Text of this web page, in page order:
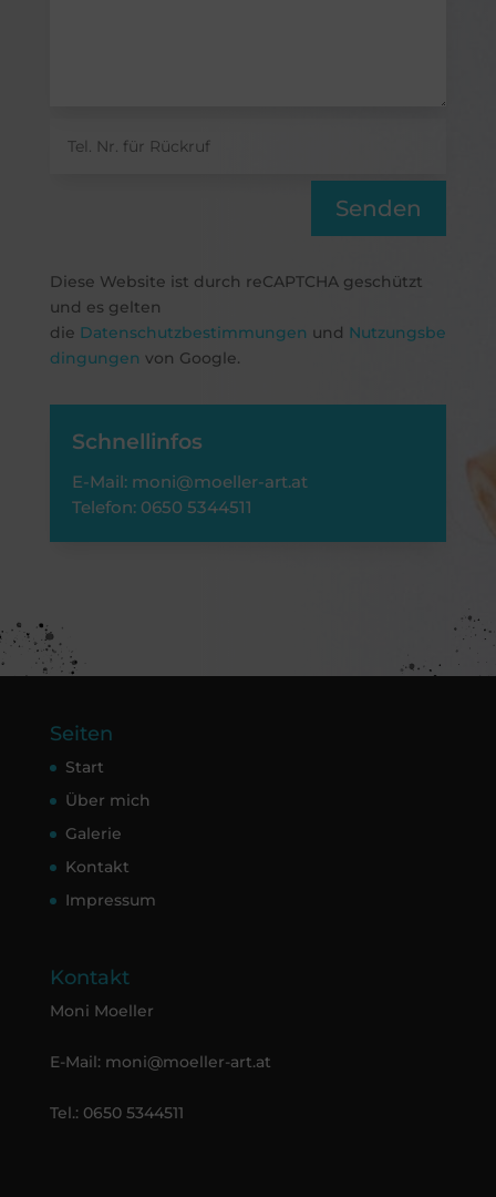
Senden
Diese Website ist durch reCAPTCHA geschützt
und es gelten
die Datenschutzbestimmungen und Nutzungsbe
dingungen von Google.
Schnellinfos
E-Mail: moni@moeller-art.at
Telefon: 0650 5344511
Seiten
Start
Über mich
Galerie
Kontakt
Impressum
Kontakt
Moni Moeller
E-Mail: moni@moeller-art.at
Tel.: 0650 5344511